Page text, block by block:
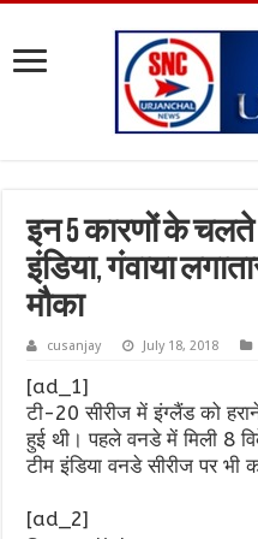
इन 5 कारणों के चलते
इंडिया, गंवाया
मौका
cusanjay July 18, 2018
[ad_1]
टी-20 सीरीज में इंग्लैंड को
हुई थी। पहले वनडे में मिली 8
टीम इंडिया वनडे सीरीज पर भी
[ad_2]